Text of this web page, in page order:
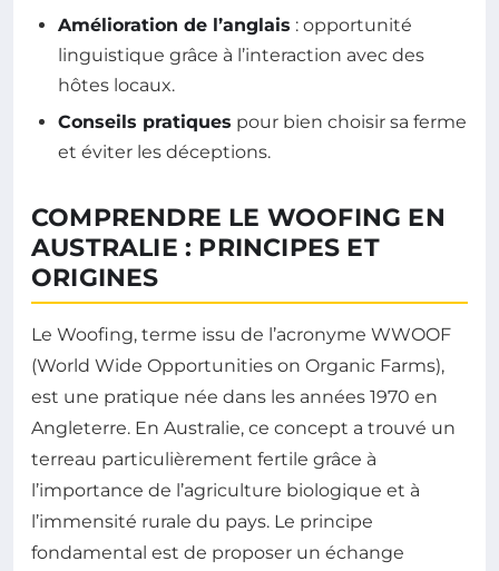
Amélioration de l’anglais : opportunité
linguistique grâce à l’interaction avec des
hôtes locaux.
Conseils pratiques pour bien choisir sa ferme
et éviter les déceptions.
COMPRENDRE LE WOOFING EN
AUSTRALIE : PRINCIPES ET
ORIGINES
Le Woofing, terme issu de l’acronyme WWOOF
(World Wide Opportunities on Organic Farms),
est une pratique née dans les années 1970 en
Angleterre. En Australie, ce concept a trouvé un
terreau particulièrement fertile grâce à
l’importance de l’agriculture biologique et à
l’immensité rurale du pays. Le principe
fondamental est de proposer un échange